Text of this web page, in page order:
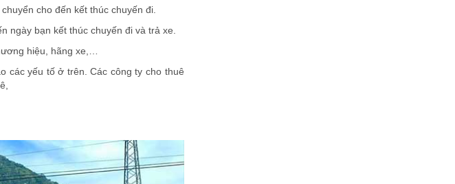
cho đến kết thúc chuyến đi.
ngày bạn kết thúc chuyến đi và trả xe.
hiệu, hãng xe,…
các yếu tố ở trên. Các công ty cho thuê